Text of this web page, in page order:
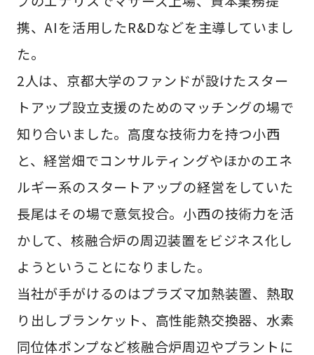
携、AIを活用したR&Dなどを主導していまし
た。
2人は、京都大学のファンドが設けたスター
トアップ設立支援のためのマッチングの場で
知り合いました。高度な技術力を持つ小西
と、経営畑でコンサルティングやほかのエネ
ルギー系のスタートアップの経営をしていた
長尾はその場で意気投合。小西の技術力を活
かして、核融合炉の周辺装置をビジネス化し
ようということになりました。
当社が手がけるのはプラズマ加熱装置、熱取
り出しブランケット、高性能熱交換器、水素
同位体ポンプなど核融合炉周辺やプラントに